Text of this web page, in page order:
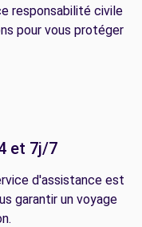
responsabilité civile
pour vous protéger
et 7j/7
d'assistance est
garantir un voyage